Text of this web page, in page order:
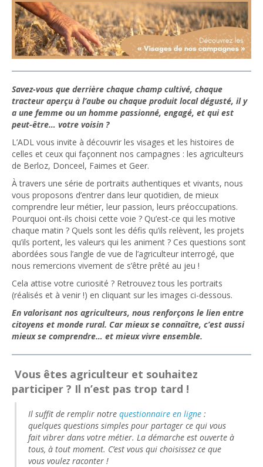
Savez-vous que derrière chaque champ cultivé, chaque
tracteur aperçu à l’aube ou chaque produit local dégusté, il y
a une femme ou un homme passionné, engagé, et qui est
peut-être… votre voisin ?
L’ADL vous invite à découvrir les visages et les histoires de
celles et ceux qui façonnent nos campagnes : les agriculteurs
de Berloz, Donceel, Faimes et Geer.
À travers une série de portraits authentiques et vivants, nous
vous proposons d’entrer dans leur quotidien, de mieux
comprendre leur métier, leur passion, leurs préoccupations.
Pourquoi ont-ils choisi cette voie ? Qu’est-ce qui les motive
chaque matin ? Quels sont les défis qu’ils relèvent, les projets
qu’ils portent, les valeurs qui les animent ? Ces questions sont
abordées sous l’angle de vue de l’agriculteur interrogé, que
nous remercions vivement de s’être prêté au jeu !
Cela attise votre curiosité ? Retrouvez tous les portraits
(réalisés et à venir !) en cliquant sur les images ci-dessous.
En valorisant nos agriculteurs, nous renforçons le lien entre
citoyens et monde rural. Car mieux se connaître, c’est aussi
mieux se comprendre… et mieux vivre ensemble.
Vous êtes agriculteur et souhaitez
participer ? Il n’est pas trop tard !
Il suffit de remplir notre questionnaire en ligne :
quelques questions simples pour partager ce qui vous
fait vibrer dans votre métier. La démarche est ouverte à
tous, à tout moment. C’est vous qui choisissez ce que
vous voulez raconter !